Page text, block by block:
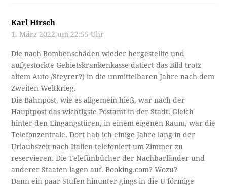
Karl Hirsch
1. März 2022 um 22:55 Uhr
Die nach Bombenschäden wieder hergestellte und
aufgestockte Gebietskrankenkasse datiert das Bild trotz
altem Auto /Steyrer?) in die unmittelbaren Jahre nach dem
Zweiten Weltkrieg.
Die Bahnpost, wie es allgemein hieß, war nach der
Hauptpost das wichtigste Postamt in der Stadt. Gleich
hinter den Eingangstüren, in einem eigenen Raum, war die
Telefonzentrale. Dort hab ich einige Jahre lang in der
Urlaubszeit nach Italien telefoniert um Zimmer zu
reservieren. Die Telefünbücher der Nachbarländer und
anderer Staaten lagen auf. Booking.com? Wozu?
Dann ein paar Stufen hinunter gings in die U-förmige